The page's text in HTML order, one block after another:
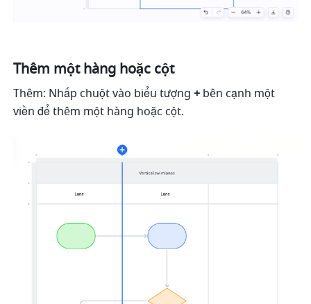
Thêm một hàng hoặc cột
Thêm: Nhấp chuột vào biểu tượng + bên cạnh một
viền để thêm một hàng hoặc cột.